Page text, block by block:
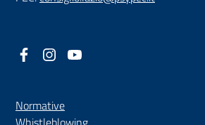
Facebook
(nuova scheda - new tab)
Instagram
(nuova scheda - new tab)
Normative
(nuova scheda - new tab)